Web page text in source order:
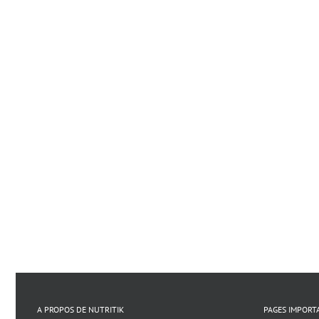
A PROPOS DE NUTRITIK PAGES